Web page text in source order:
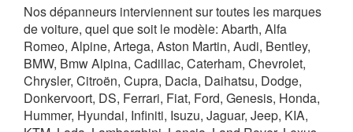
Nos dépanneurs interviennent sur toutes les marques
de voiture, quel que soit le modèle: Abarth, Alfa
Romeo, Alpine, Artega, Aston Martin, Audi, Bentley,
BMW, Bmw Alpina, Cadillac, Caterham, Chevrolet,
Chrysler, Citroën, Cupra, Dacia, Daihatsu, Dodge,
Donkervoort, DS, Ferrari, Fiat, Ford, Genesis, Honda,
Hummer, Hyundai, Infiniti, Isuzu, Jaguar, Jeep, KIA,